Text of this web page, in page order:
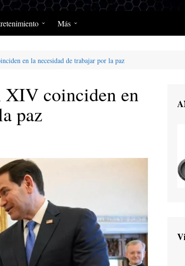
Podcast y Programas de
Más
en la necesidad de trabajar por la paz
XIV coinciden en
paz